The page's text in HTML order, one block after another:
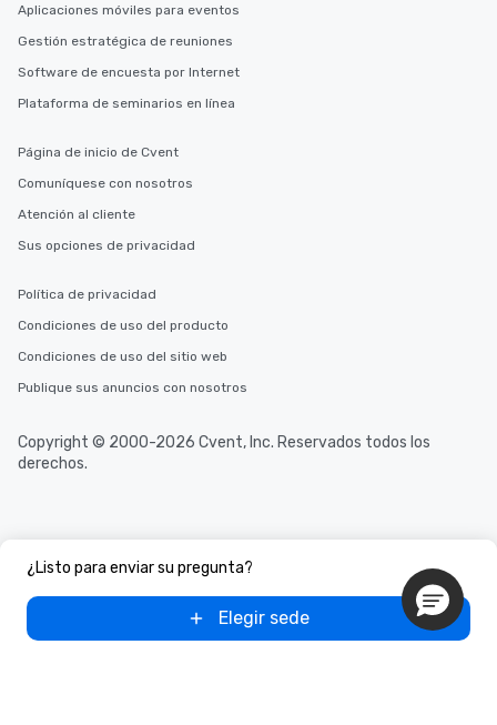
¿Listo para enviar su pregunta?
Elegir sede
Aplicaciones móviles para eventos
Gestión estratégica de reuniones
Software de encuesta por Internet
Plataforma de seminarios en línea
Página de inicio de Cvent
Comuníquese con nosotros
Atención al cliente
Sus opciones de privacidad
Política de privacidad
Condiciones de uso del producto
Condiciones de uso del sitio web
Publique sus anuncios con nosotros
Copyright © 2000-2026 Cvent, Inc. Reservados todos los
derechos.